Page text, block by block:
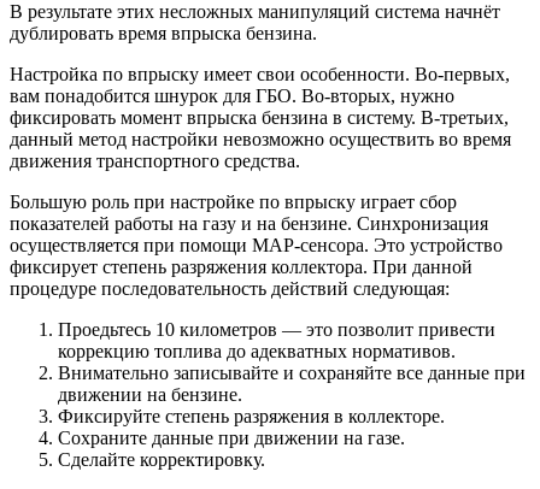
В результате этих несложных манипуляций система начнёт
дублировать время впрыска бензина.
Настройка по впрыску имеет свои особенности. Во-первых,
вам понадобится шнурок для ГБО. Во-вторых, нужно
фиксировать момент впрыска бензина в систему. В-третьих,
данный метод настройки невозможно осуществить во время
движения транспортного средства.
Большую роль при настройке по впрыску играет сбор
показателей работы на газу и на бензине. Синхронизация
осуществляется при помощи МАР-сенсора. Это устройство
фиксирует степень разряжения коллектора. При данной
процедуре последовательность действий следующая:
Проедьтесь 10 километров — это позволит привести
коррекцию топлива до адекватных нормативов.
Внимательно записывайте и сохраняйте все данные при
движении на бензине.
Фиксируйте степень разряжения в коллекторе.
Сохраните данные при движении на газе.
Сделайте корректировку.